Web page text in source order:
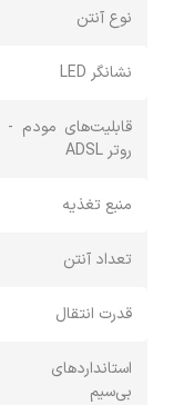
نوع آنتن
نشانگر LED
قابلیت‌های مودم -
روتر ADSL
منبع تغذیه
تعداد آنتن
قدرت انتقال
استانداردهای
بی‌سیم